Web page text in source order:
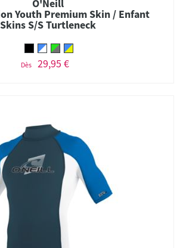
O'Neill
Youth Premium Skin / Enfant
Skins S/S Turtleneck
Dès 29,95 €